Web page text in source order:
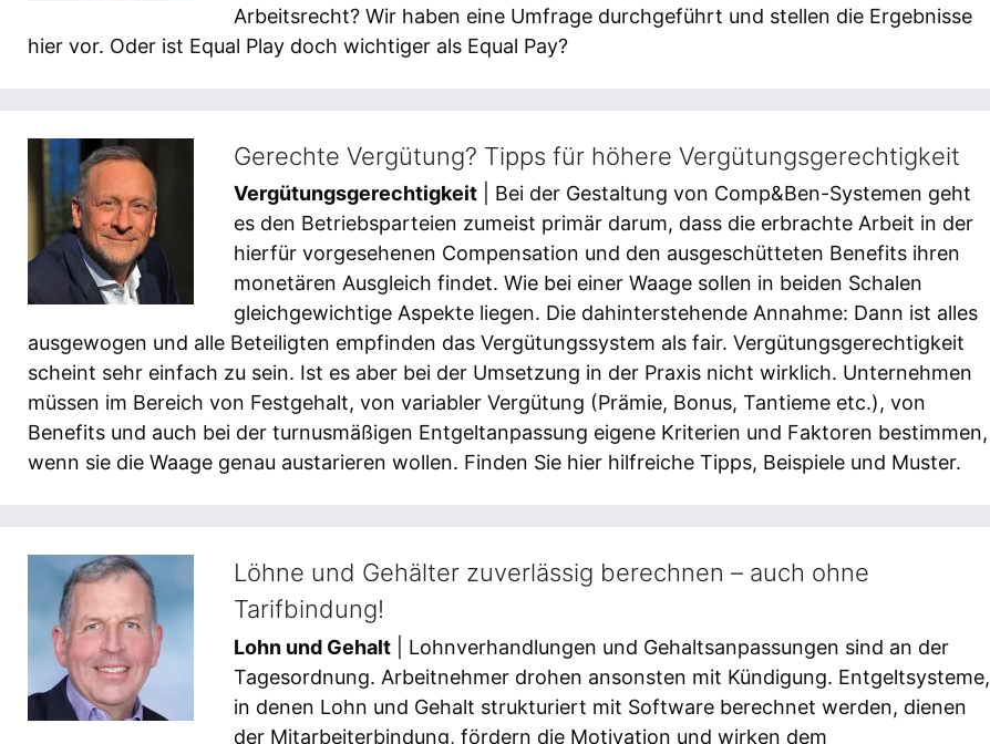
Arbeitsrecht? Wir haben eine Umfrage durchgeführt und stellen die Ergebnisse
hier vor. Oder ist Equal Play doch wichtiger als Equal Pay?
Gerechte Vergütung? Tipps für höhere Vergütungsgerechtigkeit
Vergütungsgerechtigkeit | Bei der Gestaltung von Comp&Ben-Systemen geht
es den Betriebsparteien zumeist primär darum, dass die erbrachte Arbeit in der
hierfür vorgesehenen Compensation und den ausgeschütteten Benefits ihren
monetären Ausgleich findet. Wie bei einer Waage sollen in beiden Schalen
gleichgewichtige Aspekte liegen. Die dahinterstehende Annahme: Dann ist alles
ausgewogen und alle Beteiligten empfinden das Vergütungssystem als fair. Vergütungsgerechtigkeit
scheint sehr einfach zu sein. Ist es aber bei der Umsetzung in der Praxis nicht wirklich. Unternehmen
müssen im Bereich von Festgehalt, von variabler Vergütung (Prämie, Bonus, Tantieme etc.), von
Benefits und auch bei der turnusmäßigen Entgeltanpassung eigene Kriterien und Faktoren bestimmen,
wenn sie die Waage genau austarieren wollen. Finden Sie hier hilfreiche Tipps, Beispiele und Muster.
Löhne und Gehälter zuverlässig berechnen – auch ohne
Tarifbindung!
Lohn und Gehalt | Lohnverhandlungen und Gehaltsanpassungen sind an der
Tagesordnung. Arbeitnehmer drohen ansonsten mit Kündigung. Entgeltsysteme,
in denen Lohn und Gehalt strukturiert mit Software berechnet werden, dienen
der Mitarbeiterbindung, fördern die Motivation und wirken dem